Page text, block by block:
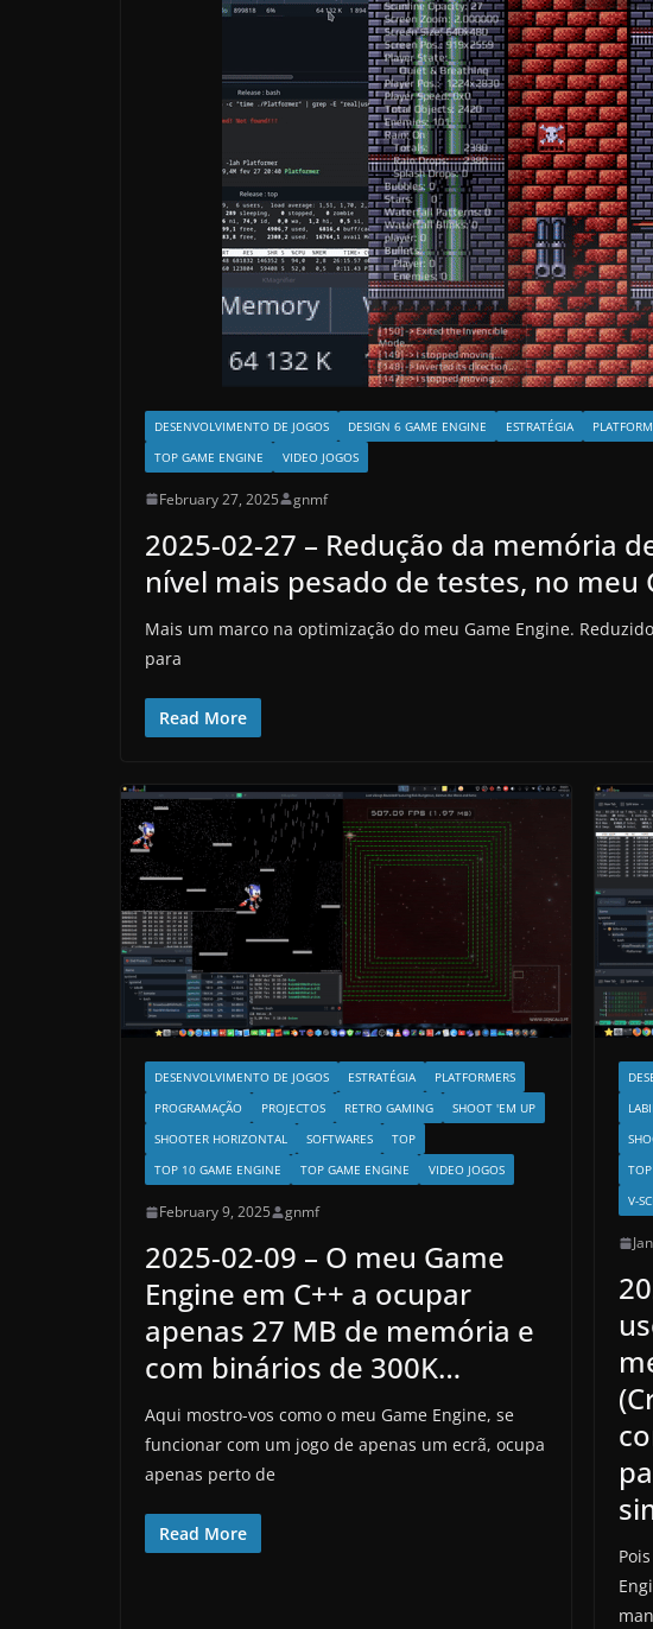
DESENVOLVIMENTO DE JOGOS DESIGN 6 GAME ENGINE ESTRATÉGIA
TOP GAME ENGINE
VIDEO JOGOS
February 27, 2025 gnmf
2025-02-27 – Redução da memória
nível mais pesado de testes, no meu
Mais um marco na optimização do meu Game Engine.
para
Read More
DESENVOLVIMENTO DE JOGOS ESTRATÉGIA
PLATFORMERS
PROGRAMAÇÃO
PROJECTOS RETRO GAMING
SHOOT 'EM UP
SHOOTER HORIZONTAL
SOFTWARES
TOP
TOP 10 GAME ENGINE
TOP GAME ENGINE VIDEO JOGOS
February 9, 2025 gnmf
2025-02-09 – O meu Game
Engine em C++ a ocupar
apenas 27 MB de memória e
com binários de 300K…
Aqui mostro-vos como o meu Game Engine, se
funcionar com um jogo de apenas um ecrã, ocupa
apenas perto de
Read More
V-